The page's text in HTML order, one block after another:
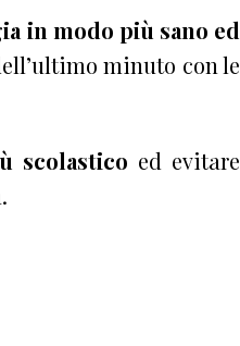
in modo più sano ed
minuto con le
scolastico ed evitare